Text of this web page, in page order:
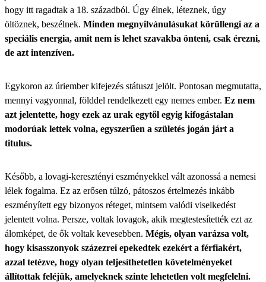
hogy itt ragadtak a 18. századból. Úgy élnek, léteznek, úgy
öltöznek, beszélnek. Minden megnyilvánulásukat körüllengi az a
speciális energia, amit nem is lehet szavakba önteni, csak érezni,
de azt intenzíven.
Egykoron az úriember kifejezés státuszt jelölt. Pontosan megmutatta,
mennyi vagyonnal, földdel rendelkezett egy nemes ember. Ez nem
azt jelentette, hogy ezek az urak egytől egyig kifogástalan
modorúak lettek volna, egyszerűen a születés jogán járt a
titulus.
Később, a lovagi-keresztényi eszményekkel vált azonossá a nemesi
lélek fogalma. Ez az erősen túlzó, pátoszos értelmezés inkább
eszményített egy bizonyos réteget, mintsem valódi viselkedést
jelentett volna. Persze, voltak lovagok, akik megtestesítették ezt az
álomképet, de ők voltak kevesebben. Mégis, olyan varázsa volt,
hogy kisasszonyok százezrei epekedtek ezekért a férfiakért,
azzal tetézve, hogy olyan teljesíthetetlen követelményeket
állítottak feléjük, amelyeknek szinte lehetetlen volt megfelelni.